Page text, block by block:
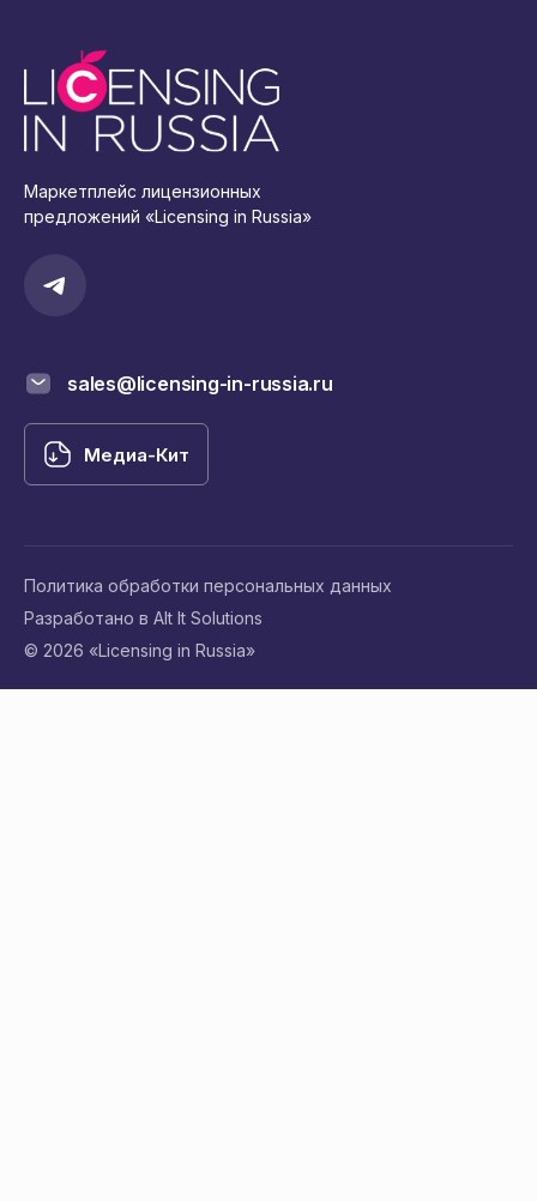
Маркетплейс лицензионных
предложений «Licensing in Russia»
sales@licensing-in-russia.ru
Медиа-Кит
© 2026 «Licensing in Russia»
Политика обработки персональных данных
Разработано в Alt It Solutions